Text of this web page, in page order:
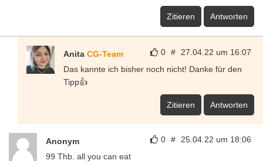
Zitieren Antworten
0 # 27.04.22 um 16:07
Anita CG-Team
Das kannte ich bisher noch nicht! Danke für den
Tipp👍
Zitieren Antworten
0 # 25.04.22 um 18:06
Anonym
99 Thb. all you can eat